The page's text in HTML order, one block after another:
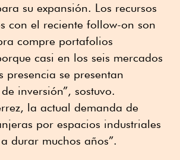
su expansión. Los recursos
con el reciente follow-on son
compre portafolios
casi en los seis mercados
presencia se presentan
inversión”, sostuvo.
la actual demanda de
por espacios industriales
durar muchos años”.